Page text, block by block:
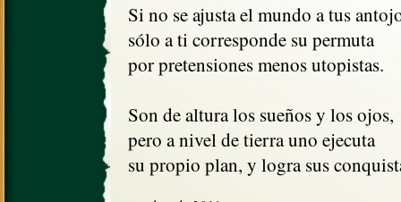
Si no se ajusta el mundo a tus
sólo a ti corresponde su permuta
por pretensiones menos utopistas.
Son de altura los sueños y los ojos,
pero a nivel de tierra uno ejecuta
su propio plan, y logra sus